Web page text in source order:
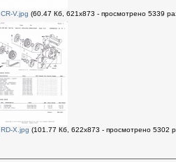
CR-V.jpg (60.47 Кб, 621x873 - просмотрено 5339
RD-X.jpg (101.77 Кб, 622x873 - просмотрено 5302